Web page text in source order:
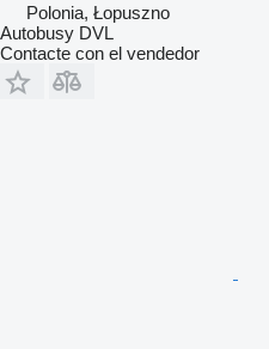
Polonia, Łopuszno
Autobusy DVL
Contacte con el vendedor